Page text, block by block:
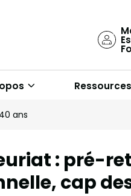
Ressources
ans
: pré-
cap